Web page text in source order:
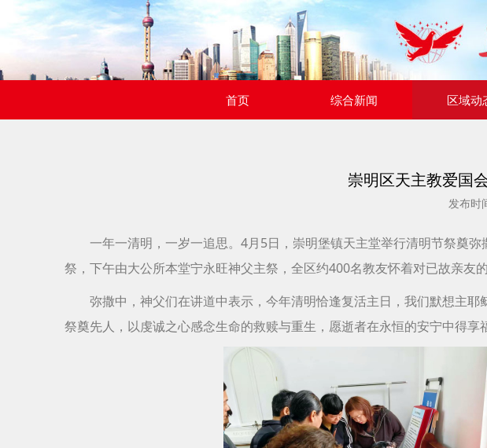
首页 综合新闻 区域动
崇明区天主教爱国
发布时
一年一清明，一岁一追思。4月5日，崇明堡镇天主堂举行清明节祭奠
祭，下午由大公所本堂宁永旺神父主祭，全区约400名教友怀着对已故亲友
弥撒中，神父们在讲道中表示，今年清明恰逢复活主日，我们默想主
祭奠先人，以虔诚之心感念生命的救赎与重生，愿逝者在永恒的安宁中得